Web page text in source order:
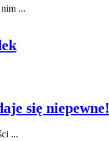
...
się niepewne!
...